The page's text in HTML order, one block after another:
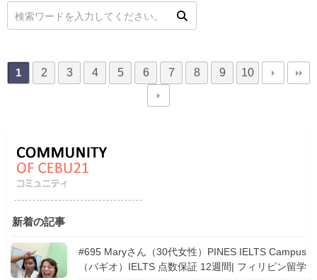
1 2 3 4 5 6 7 8 9 10
新着の記事
#695 Maryさん（30代女性）PINES IELTS Campus
（バギオ）IELTS 点数保証 12週間| フィリピン留学